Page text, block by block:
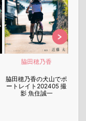
脇田穂乃香
脇田穂乃香の犬山でポ
ートレイト202405 撮
影 魚住誠一